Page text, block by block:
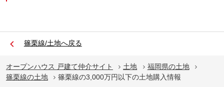
篠栗線/土地へ戻る
オープンハウス 戸建て仲介サイト 土地
福岡県の土地
篠栗線の土地
篠栗線の3,000万円以下の土地購入情報